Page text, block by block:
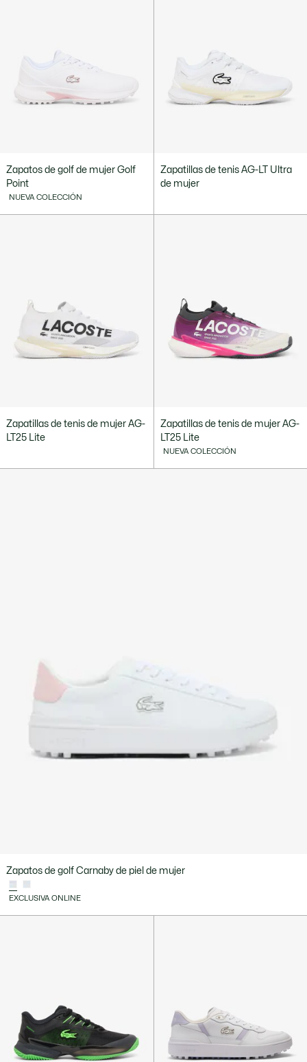
Zapatos de golf de mujer Golf
Point
NUEVA COLECCIÓN
Zapatillas de tenis AG-LT Ultra
de mujer
Zapatillas de tenis de mujer AG-
LT25 Lite
Zapatillas de tenis de mujer AG-
LT25 Lite
NUEVA COLECCIÓN
Zapatos de golf Carnaby de piel de mujer
EXCLUSIVA ONLINE